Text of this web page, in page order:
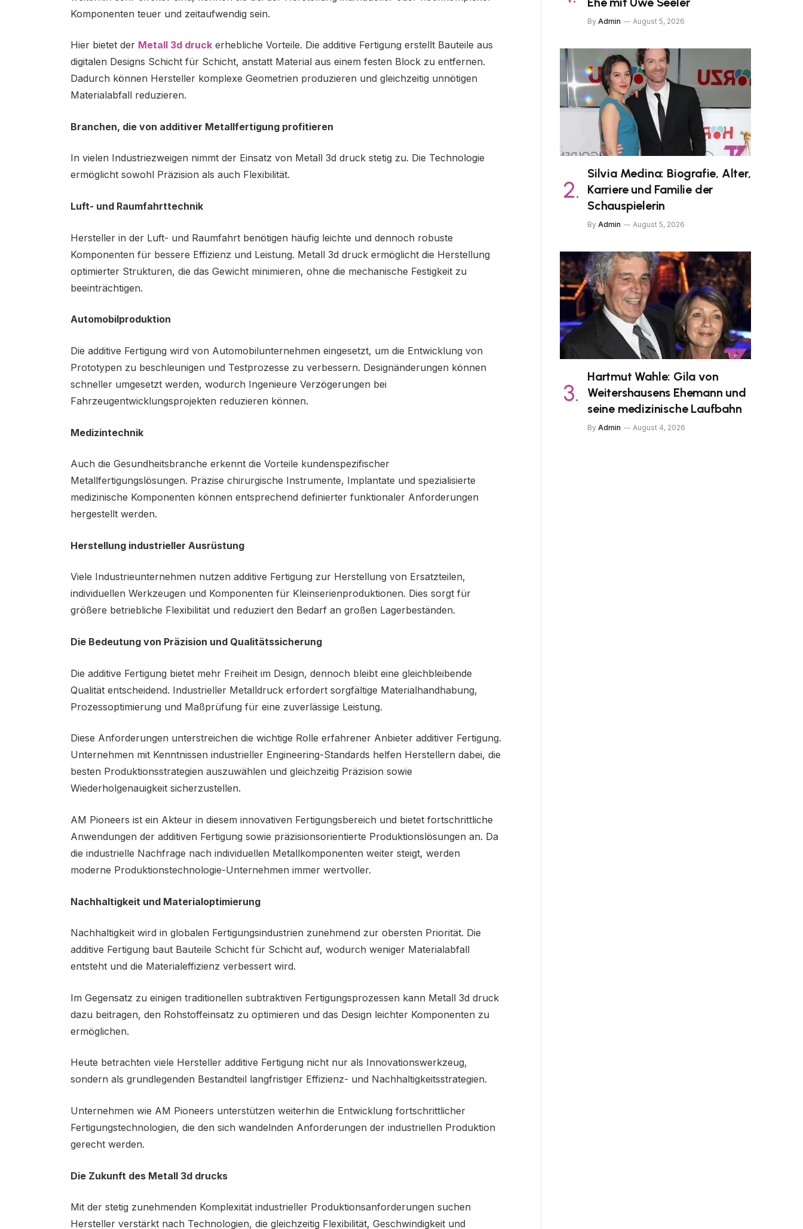
Komponenten teuer und zeitaufwendig sein.
Hier bietet der Metall 3d druckerhebliche Vorteile. Die additive Fertigung erstellt Bauteile aus
digitalen Designs Schicht für Schicht, anstatt Material aus einem festen Block zu entfernen.
Dadurch können Hersteller komplexe Geometrien produzieren und gleichzeitig unnötigen
Materialabfall reduzieren.
Branchen, die von additiver Metallfertigung profitieren
In vielen Industriezweigen nimmt der Einsatz von Metall 3d druck stetig zu. Die Technologie
ermöglicht sowohl Präzision als auch Flexibilität.
Luft- und Raumfahrttechnik
Hersteller in der Luft- und Raumfahrt benötigen häufig leichte und dennoch robuste
Komponenten für bessere Effizienz und Leistung. Metall 3d druck ermöglicht die Herstellung
optimierter Strukturen, die das Gewicht minimieren, ohne die mechanische Festigkeit zu
beeinträchtigen.
Automobilproduktion
Die additive Fertigung wird von Automobilunternehmen eingesetzt, um die Entwicklung von
Prototypen zu beschleunigen und Testprozesse zu verbessern. Designänderungen können
schneller umgesetzt werden, wodurch Ingenieure Verzögerungen bei
Fahrzeugentwicklungsprojekten reduzieren können.
Medizintechnik
Auch die Gesundheitsbranche erkennt die Vorteile kundenspezifischer
Metallfertigungslösungen. Präzise chirurgische Instrumente, Implantate und spezialisierte
medizinische Komponenten können entsprechend definierter funktionaler Anforderungen
hergestellt werden.
Herstellung industrieller Ausrüstung
Viele Industrieunternehmen nutzen additive Fertigung zur Herstellung von Ersatzteilen,
individuellen Werkzeugen und Komponenten für Kleinserienproduktionen. Dies sorgt für
größere betriebliche Flexibilität und reduziert den Bedarf an großen Lagerbeständen.
Die Bedeutung von Präzision und Qualitätssicherung
Die additive Fertigung bietet mehr Freiheit im Design, dennoch bleibt eine gleichbleibende
Qualität entscheidend. Industrieller Metalldruck erfordert sorgfältige Materialhandhabung,
Prozessoptimierung und Maßprüfung für eine zuverlässige Leistung.
Diese Anforderungen unterstreichen die wichtige Rolle erfahrener Anbieter additiver Fertigung.
Unternehmen mit Kenntnissen industrieller Engineering-Standards helfen Herstellern dabei, die
besten Produktionsstrategien auszuwählen und gleichzeitig Präzision sowie
Wiederholgenauigkeit sicherzustellen.
AM Pioneers ist ein Akteur in diesem innovativen Fertigungsbereich und bietet fortschrittliche
Anwendungen der additiven Fertigung sowie präzisionsorientierte Produktionslösungen an. Da
die industrielle Nachfrage nach individuellen Metallkomponenten weiter steigt, werden
moderne Produktionstechnologie-Unternehmen immer wertvoller.
Nachhaltigkeit und Materialoptimierung
Nachhaltigkeit wird in globalen Fertigungsindustrien zunehmend zur obersten Priorität. Die
additive Fertigung baut Bauteile Schicht für Schicht auf, wodurch weniger Materialabfall
entsteht und die Materialeffizienz verbessert wird.
Im Gegensatz zu einigen traditionellen subtraktiven Fertigungsprozessen kann Metall 3d druck
dazu beitragen, den Rohstoffeinsatz zu optimieren und das Design leichter Komponenten zu
ermöglichen.
Heute betrachten viele Hersteller additive Fertigung nicht nur als Innovationswerkzeug,
sondern als grundlegenden Bestandteil langfristiger Effizienz- und Nachhaltigkeitsstrategien.
Unternehmen wie AM Pioneers unterstützen weiterhin die Entwicklung fortschrittlicher
Fertigungstechnologien, die den sich wandelnden Anforderungen der industriellen Produktion
gerecht werden.
Die Zukunft des Metall 3d drucks
Mit der stetig zunehmenden Komplexität industrieller Produktionsanforderungen suchen
Hersteller verstärkt nach Technologien, die gleichzeitig Flexibilität, Geschwindigkeit und
By Admin August 5, 2026
Silvia Medina: Biografie, Alter,
Karriere und Familie der
Schauspielerin
By Admin August 5, 2026
Hartmut Wahle: Gila von
Weitershausens Ehemann und
seine medizinische Laufbahn
By Admin August 4, 2026